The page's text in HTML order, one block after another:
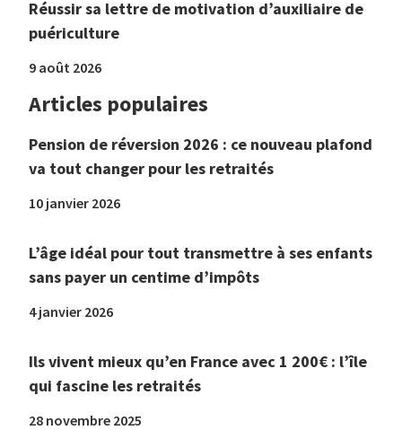
Réussir sa lettre de motivation d’auxiliaire de
puériculture
9 août 2026
Articles populaires
Pension de réversion 2026 : ce nouveau plafond
va tout changer pour les retraités
10 janvier 2026
L’âge idéal pour tout transmettre à ses enfants
sans payer un centime d’impôts
4 janvier 2026
Ils vivent mieux qu’en France avec 1 200€ : l’île
qui fascine les retraités
28 novembre 2025